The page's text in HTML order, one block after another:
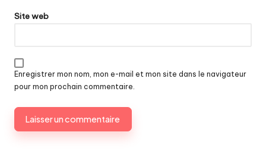
Site web
Enregistrer mon nom, mon e-mail et mon site dans le navigateur
pour mon prochain commentaire.